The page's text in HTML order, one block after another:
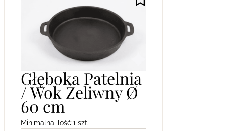
Głęboka Patelnia
/ Wok Żeliwny Ø
60 cm
Minimalna ilość:1 szt.